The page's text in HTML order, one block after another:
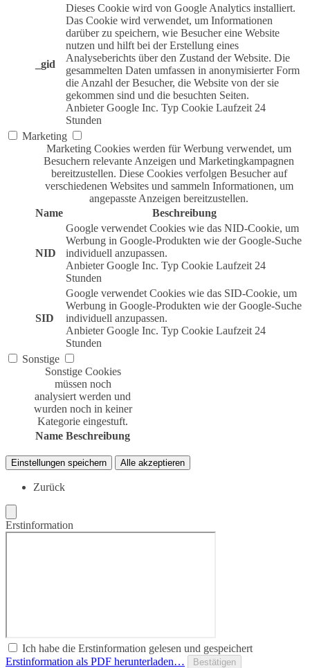
_gid
Dieses Cookie wird von Google Analytics installiert.
Das Cookie wird verwendet, um Informationen
darüber zu speichern, wie Besucher eine Website
nutzen und hilft bei der Erstellung eines
Analyseberichts über den Zustand der Website. Die
gesammelten Daten umfassen in anonymisierter Form
die Anzahl der Besucher, die Website von der sie
gekommen sind und die besuchten Seiten.
Anbieter Google Inc. Typ Cookie Laufzeit 24
Stunden
Marketing
Marketing Cookies werden für Werbung verwendet, um
Besuchern relevante Anzeigen und Marketingkampagnen
bereitzustellen. Diese Cookies verfolgen Besucher auf
verschiedenen Websites und sammeln Informationen, um
angepasste Anzeigen bereitzustellen.
Name
Beschreibung
NID
Google verwendet Cookies wie das NID-Cookie, um
Werbung in Google-Produkten wie der Google-Suche
individuell anzupassen.
Anbieter Google Inc. Typ Cookie Laufzeit 24
Stunden
SID
Google verwendet Cookies wie das SID-Cookie, um
Werbung in Google-Produkten wie der Google-Suche
individuell anzupassen.
Anbieter Google Inc. Typ Cookie Laufzeit 24
Stunden
Sonstige
Sonstige Cookies
müssen noch
analysiert werden und
wurden noch in keiner
Kategorie eingestuft.
Name Beschreibung
Einstellungen speichern Alle akzeptieren
Zurück
Erstinformation
Ich habe die Erstinformation gelesen und gespeichert
Erstinformation als PDF herunterladen…
Bestätigen